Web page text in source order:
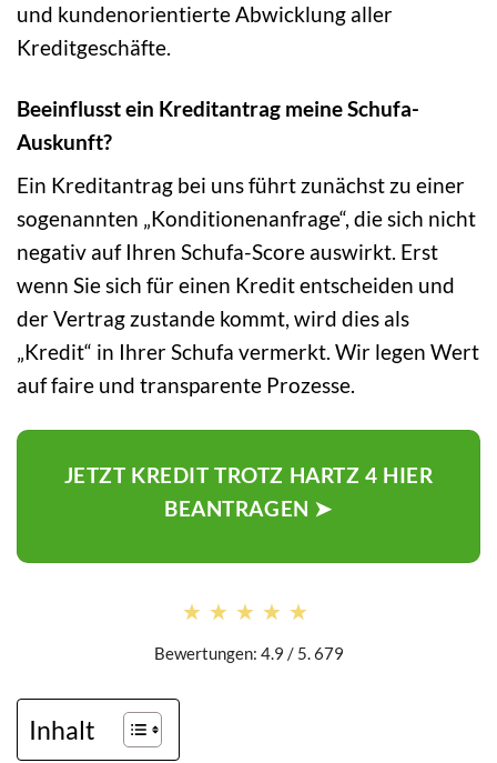
und kundenorientierte Abwicklung aller
Kreditgeschäfte.
Beeinflusst ein Kreditantrag meine Schufa-
Auskunft?
Ein Kreditantrag bei uns führt zunächst zu einer
sogenannten „Konditionenanfrage“, die sich nicht
negativ auf Ihren Schufa-Score auswirkt. Erst
wenn Sie sich für einen Kredit entscheiden und
der Vertrag zustande kommt, wird dies als
„Kredit“ in Ihrer Schufa vermerkt. Wir legen Wert
auf faire und transparente Prozesse.
JETZT KREDIT TROTZ HARTZ 4 HIER
BEANTRAGEN ➤
★★★★★
★★★★★
Bewertungen: 4.9 / 5. 679
Inhalt